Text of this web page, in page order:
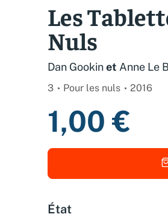
Les
Nuls
Dan Gookinet Anne Le
3 Pour les nuls 2016
1,00 €
État